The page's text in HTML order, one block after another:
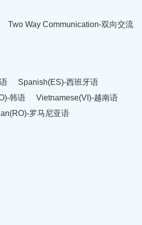
Two Way Communication-双向交流
Spanish(ES)-西班牙语
韩语
Vietnamese(VI)-越南语
罗马尼亚语